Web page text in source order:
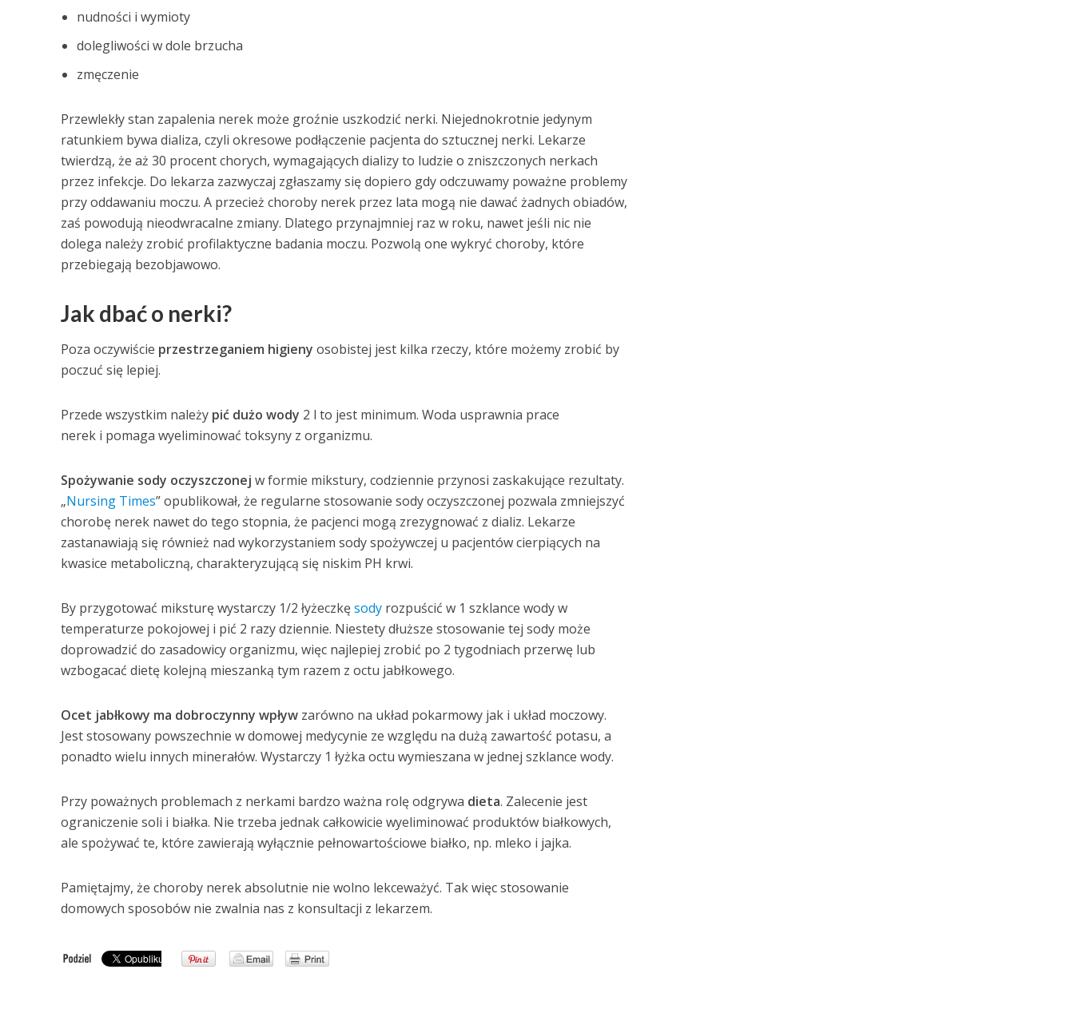
nudności i wymioty
dolegliwości w dole brzucha
zmęczenie
Przewlekły stan zapalenia nerek może groźnie uszkodzić nerki. Niejednokrotnie jedynym
ratunkiem bywa dializa, czyli okresowe podłączenie pacjenta do sztucznej nerki. Lekarze
twierdzą, że aż 30 procent chorych, wymagających dializy to ludzie o zniszczonych nerkach
przez infekcje. Do lekarza zazwyczaj zgłaszamy się dopiero gdy odczuwamy poważne problemy
przy oddawaniu moczu. A przecież choroby nerek przez lata mogą nie dawać żadnych obiadów,
zaś powodują nieodwracalne zmiany. Dlatego przynajmniej raz w roku, nawet jeśli nic nie
dolega należy zrobić profilaktyczne badania moczu. Pozwolą one wykryć choroby, które
przebiegają bezobjawowo.
Jak dbaćo nerki?
Poza oczywiście przestrzeganiem higieny osobistej jest kilka rzeczy, które możemy zrobić by
poczuć się lepiej.
Przede wszystkim należy pić dużo wody 2 l to jest minimum. Woda usprawnia prace
nerek i pomaga wyeliminować toksyny z organizmu.
Spożywanie sody oczyszczonej w formie mikstury, codziennie przynosi zaskakujące rezultaty.
„Nursing Times” opublikował, że regularne stosowanie sody oczyszczonej pozwala zmniejszyć
chorobę nerek nawet do tego stopnia, że pacjenci mogą zrezygnować z dializ. Lekarze
zastanawiają się również nad wykorzystaniem sody spożywczej u pacjentów cierpiących na
kwasice metaboliczną, charakteryzującą się niskim PH krwi.
By przygotować miksturę wystarczy 1/2 łyżeczkęsodyrozpuścić w 1 szklance wody w
temperaturze pokojowej i pić 2 razy dziennie. Niestety dłuższe stosowanie tej sody może
doprowadzić do zasadowicy organizmu, więc najlepiej zrobić po 2 tygodniach przerwę lub
wzbogacać dietę kolejną mieszanką tym razem z octu jabłkowego.
Ocet jabłkowy ma dobroczynny wpływzarówno na układ pokarmowy jak i układ moczowy.
Jest stosowany powszechnie w domowej medycynie ze względu na dużą zawartość potasu, a
ponadto wielu innych minerałów. Wystarczy 1 łyżka octu wymieszana w jednej szklance wody.
Przy poważnych problemach z nerkami bardzo ważna rolę odgrywa dieta. Zalecenie jest
ograniczenie soli i białka. Nie trzeba jednak całkowicie wyeliminować produktów białkowych,
ale spożywać te, które zawierają wyłącznie pełnowartościowe białko, np. mleko i jajka.
Pamiętajmy, że choroby nerek absolutnie nie wolno lekceważyć. Tak więc stosowanie
domowych sposobów nie zwalnia nas z konsultacji z lekarzem.